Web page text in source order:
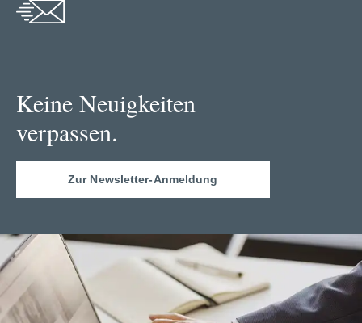
Keine Neuigkeiten
verpassen.
Zur Newsletter-Anmeldung